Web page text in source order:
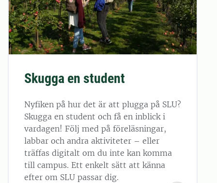
Skugga en student
Nyfiken på hur det är att plugga på SLU?
Skugga en student och få en inblick i
vardagen! Följ med på föreläsningar,
labbar och andra aktiviteter – eller
träffas digitalt om du inte kan komma
till campus. Ett enkelt sätt att känna
efter om SLU passar dig.